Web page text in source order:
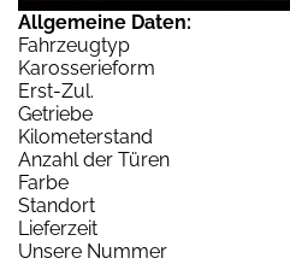
Allgemeine Daten:
Fahrzeugtyp
Karosserieform
Erst-Zul.
Getriebe
Kilometerstand
Anzahl der Türen
Farbe
Standort
Lieferzeit
Unsere Nummer